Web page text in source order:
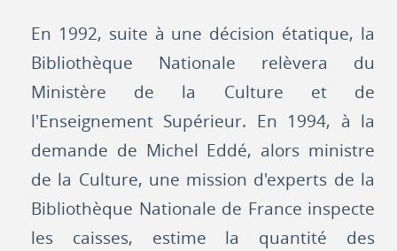
En 1992, suite à une décision étatique, la
Bibliothèque Nationale relèvera du
Ministère de la Culture et de
l'Enseignement Supérieur. En 1994, à la
demande de Michel Eddé, alors ministre
de la Culture, une mission d'experts de la
Bibliothèque Nationale de France inspecte
les caisses, estime la quantité des